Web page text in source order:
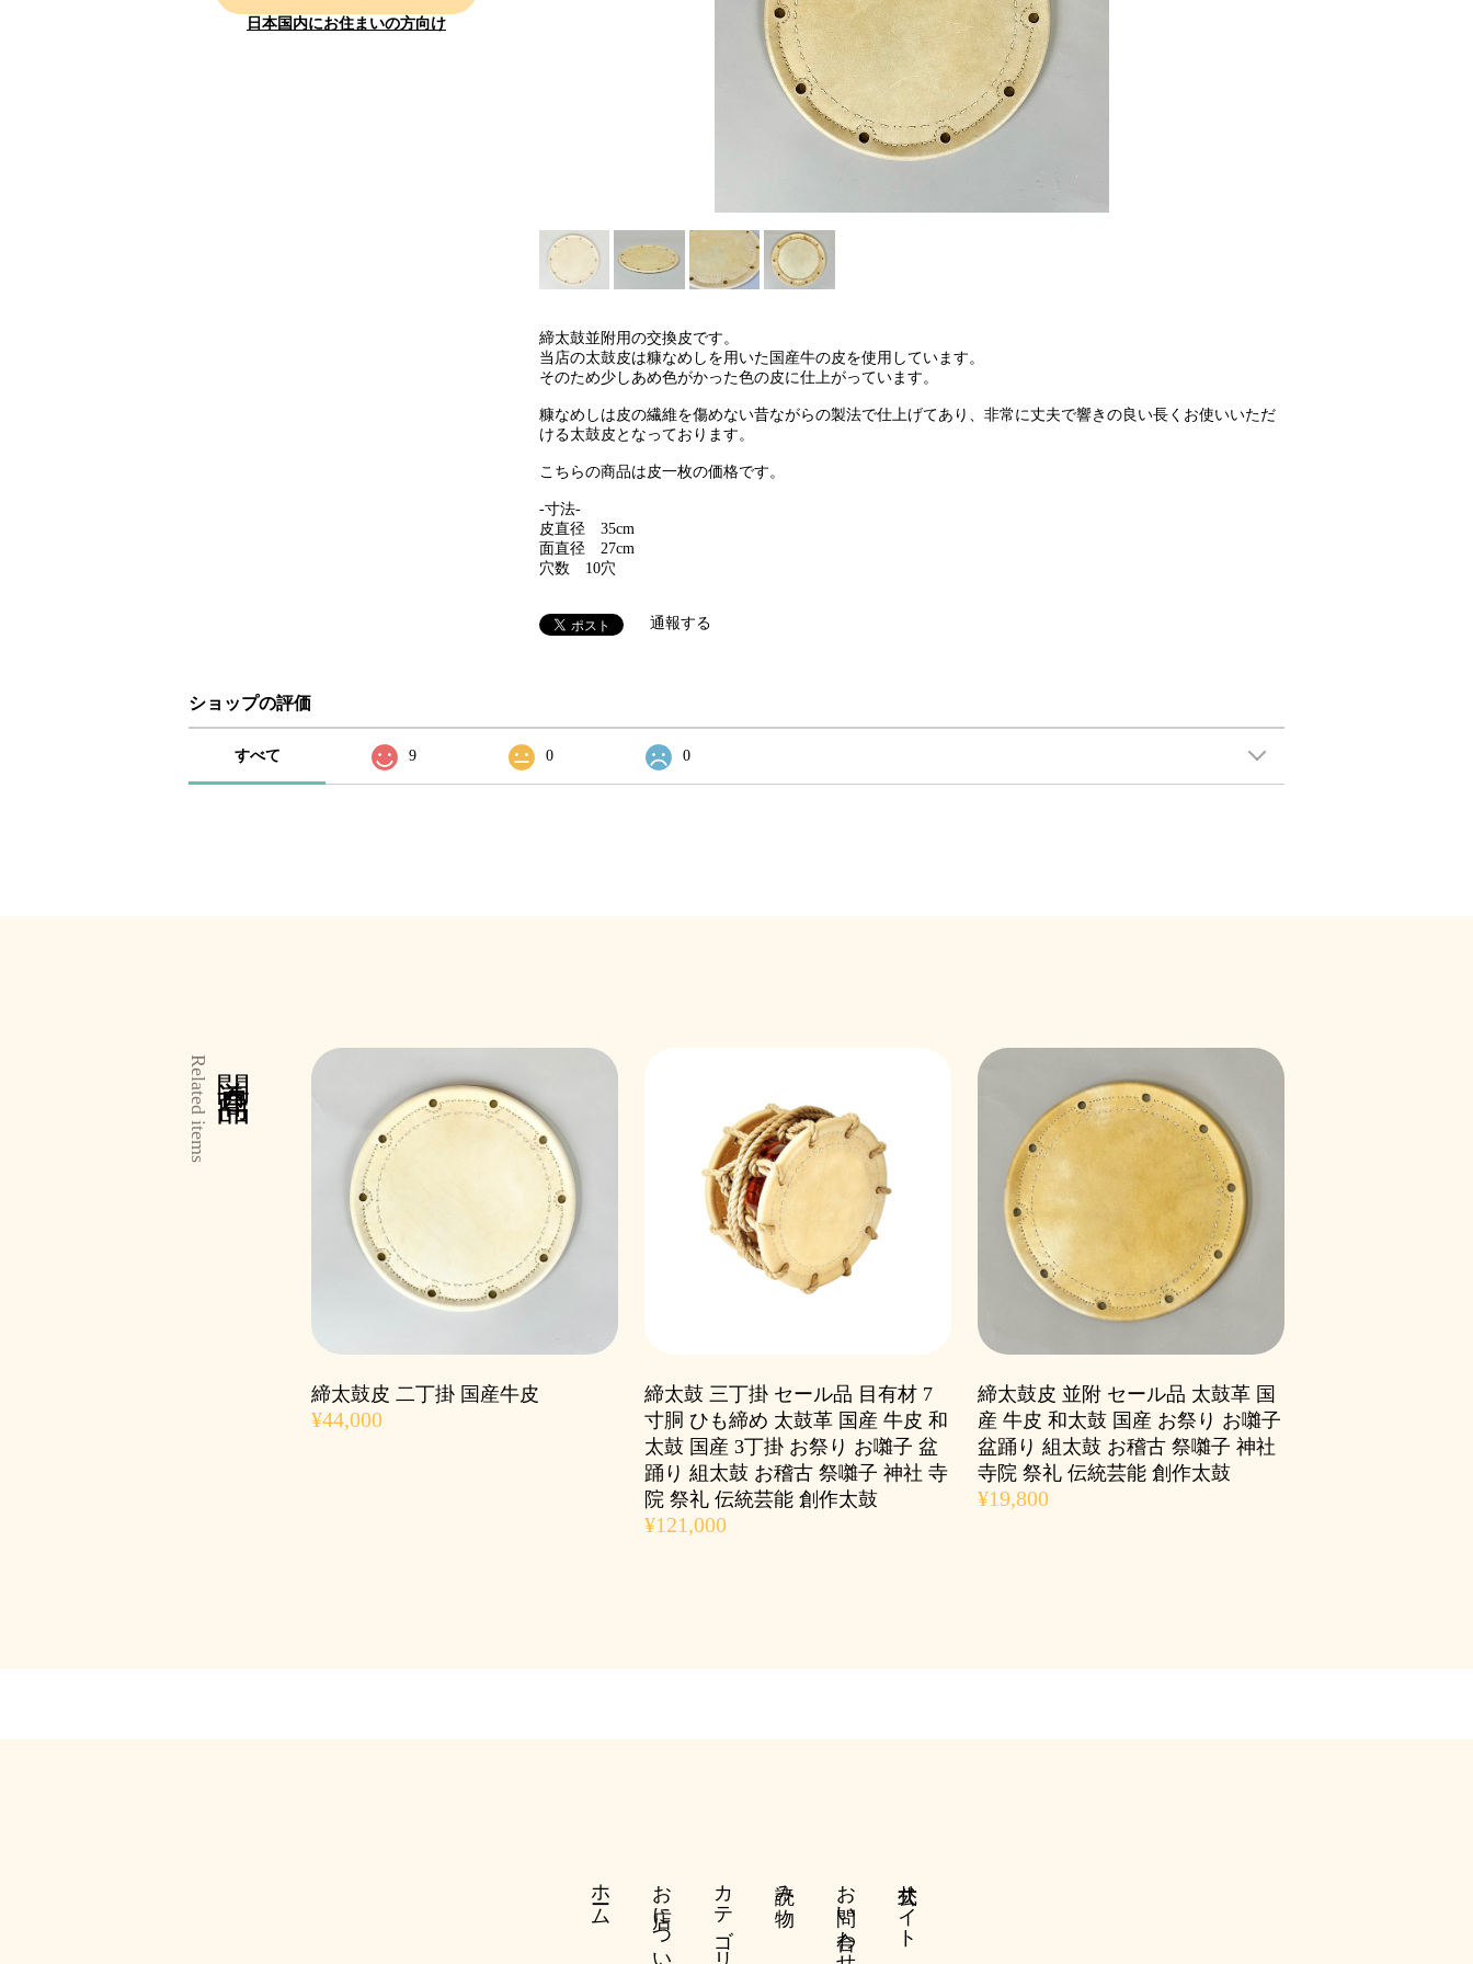
日本国内にお住まいの方向け
締太鼓並附用の交換皮です。
当店の太鼓皮は糠なめしを用いた国産牛の皮を使用しています。
そのため少しあめ色がかった色の皮に仕上がっています。
糠なめしは皮の繊維を傷めない昔ながらの製法で仕上げてあり、非常に丈夫で響きの良い長くお使いいただ
ける太鼓皮となっております。
こちらの商品は皮一枚の価格です。
-寸法-
皮直径 35cm
面直径 27cm
穴数 10穴
通報する
ショップの評価
すべて 9 0 0
Related items
締太鼓皮 二丁掛 国産牛皮
¥44,000
締太鼓 三丁掛 セール品 目有材 7
寸胴 ひも締め 太鼓革 国産 牛皮 和
太鼓 国産 3丁掛 お祭り お囃子 盆
踊り 組太鼓 お稽古 祭囃子 神社 寺
院 祭礼 伝統芸能 創作太鼓
¥121,000
締太鼓皮 並附 セール品 太鼓革 国
産 牛皮 和太鼓 国産 お祭り お囃子
盆踊り 組太鼓 お稽古 祭囃子 神社
寺院 祭礼 伝統芸能 創作太鼓
¥19,800
ホーム お店について カテゴリー 読み物 お問い合わせ 公式サイト